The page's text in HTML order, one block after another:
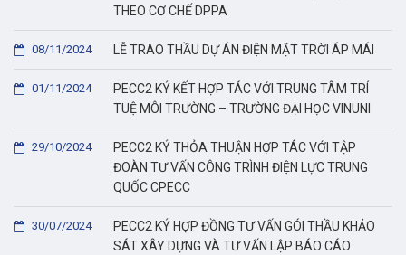
THEO CƠ CHẾ DPPA
LỄ TRAO THẦU DỰ ÁN ĐIỆN MẶT TRỜI ÁP MÁI
08/11/2024
PECC2 KÝ KẾT HỢP TÁC VỚI TRUNG TÂM TRÍ
TUỆ MÔI TRƯỜNG – TRƯỜNG ĐẠI HỌC VINUNI
01/11/2024
PECC2 KÝ THỎA THUẬN HỢP TÁC VỚI TẬP
ĐOÀN TƯ VẤN CÔNG TRÌNH ĐIỆN LỰC TRUNG
QUỐC CPECC
29/10/2024
PECC2 KÝ HỢP ĐỒNG TƯ VẤN GÓI THẦU KHẢO
SÁT XÂY DỰNG VÀ TƯ VẤN LẬP BÁO CÁO
30/07/2024